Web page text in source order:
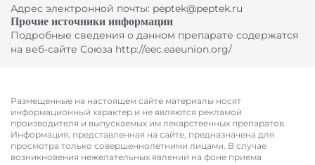
Адрес электронной почты: peptek@peptek.ru
Прочие источники информации
Подробные сведения о данном препарате содержатся
на веб-сайте Союза http://eec.eaeunion.org/
Размещенные на настоящем сайте материалы носят
информационный характер и не являются рекламой
производителя и выпускаемых им лекарственных препаратов.
Информация, представленная на сайте, предназначена для
просмотра только совершеннолетними лицами. В случае
возникновения нежелательных явлений на фоне приема